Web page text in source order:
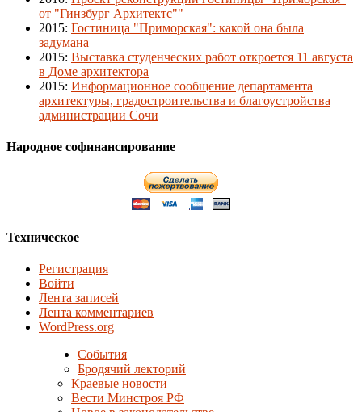
от "Гинзбург Архитектс""
2015: Гостиница "Приморская": какой она была
задумана
2015: Выставка студенческих работ откроется 11 августа
в Доме архитектора
2015: Информационное сообщение департамента
архитектуры, градостроительства и благоустройства
администрации Сочи
Народное софинансирование
Техническое
Регистрация
Войти
Лента записей
Лента комментариев
WordPress.org
События
Бродячий лекторий
Краевые новости
Вести Минстроя РФ